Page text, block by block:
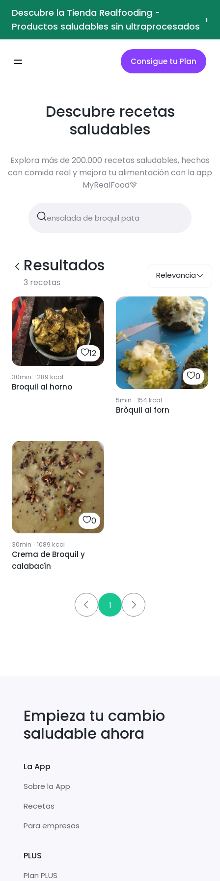
Descubre la Tienda Realfooding -
Productos saludables sin ultraprocesados ›
Consigue tu Plan
Descubre recetas
saludables
Explora más de 200.000 recetas saludables, hechas
con comida real y mejora tu alimentación con la app
MyRealFood💚
Resultados
3 recetas
Relevancia
12
30min · 289 kcal
Broquil al horno
0
5min · 154 kcal
Bròquil al forn
0
30min · 1089 kcal
Crema de Broquil y
calabacín
1
Empieza tu cambio
saludable ahora
La App
Sobre la App
Recetas
Para empresas
PLUS
Plan PLUS